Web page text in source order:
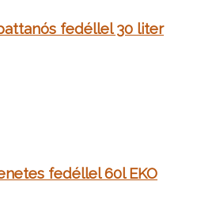
fedéllel 30 liter
fedéllel 60l EKO